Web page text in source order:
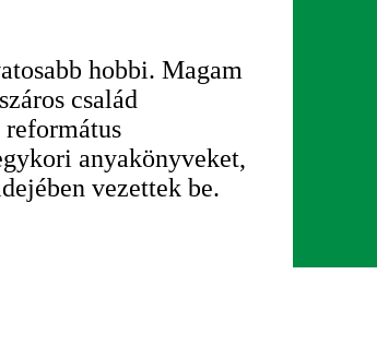
hobbi. Magam
család
református
anyakönyveket,
vezettek be.